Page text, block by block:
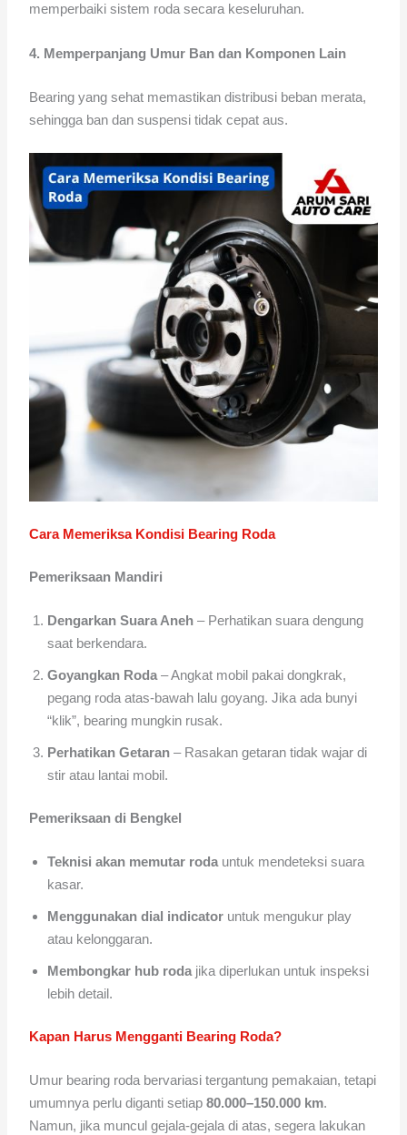
memperbaiki sistem roda secara keseluruhan.
4. Memperpanjang Umur Ban dan Komponen Lain
Bearing yang sehat memastikan distribusi beban merata,
sehingga ban dan suspensi tidak cepat aus.
Cara Memeriksa Kondisi Bearing Roda
Pemeriksaan Mandiri
Dengarkan Suara Aneh – Perhatikan suara dengung
saat berkendara.
Goyangkan Roda – Angkat mobil pakai dongkrak,
pegang roda atas-bawah lalu goyang. Jika ada bunyi
“klik”, bearing mungkin rusak.
Perhatikan Getaran – Rasakan getaran tidak wajar di
stir atau lantai mobil.
Pemeriksaan di Bengkel
Teknisi akan memutar roda untuk mendeteksi suara
kasar.
Menggunakan dial indicator untuk mengukur play
atau kelonggaran.
Membongkar hub roda jika diperlukan untuk inspeksi
lebih detail.
Kapan Harus Mengganti Bearing Roda?
Umur bearing roda bervariasi tergantung pemakaian, tetapi
umumnya perlu diganti setiap80.000–150.000 km.
Namun, jika muncul gejala-gejala di atas, segera lakukan